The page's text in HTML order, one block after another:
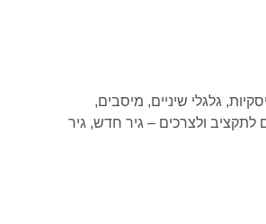
גלגלי שיניים, מיסבים,
לתקציב ולצרכים – גיר חדש, גיר